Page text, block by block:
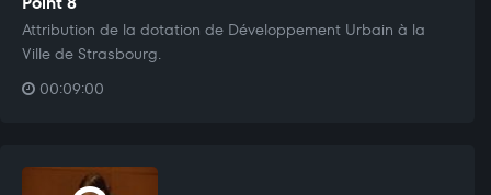
Attribution de la dotation de Développement Urbain à la
Ville de Strasbourg.
00:09:00